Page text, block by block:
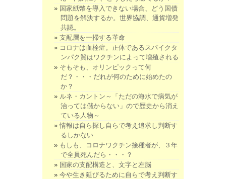
国家紙幣を導入できない場合、どう国債
問題を解決するか。世界協調、通貨増発
共認。
支配層を一掃する革命
コロナは血栓症。正体であるスパイクタ
ンパク質はワクチンによって増殖される
そもそも、オリンピックって何
だ？・・・だれが何のために始めたの
か？
ルネ・カントン～「ただの海水で病気が
治っては儲からない」ので歴史から消え
ている人物～
情報は自ら探し自らで考え追求し判断す
るしかない
もしも、コロナワクチン接種者が、３年
で全員死んだら・・・？
国家の支配構造と、文字と左脳
今や生き延びるために自らで考え判断す